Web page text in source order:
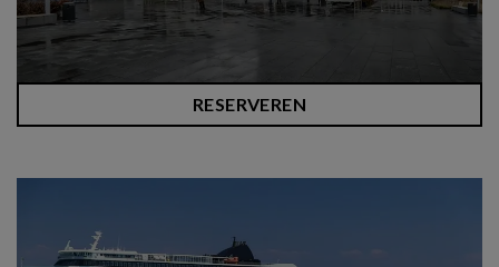
RESERVEREN